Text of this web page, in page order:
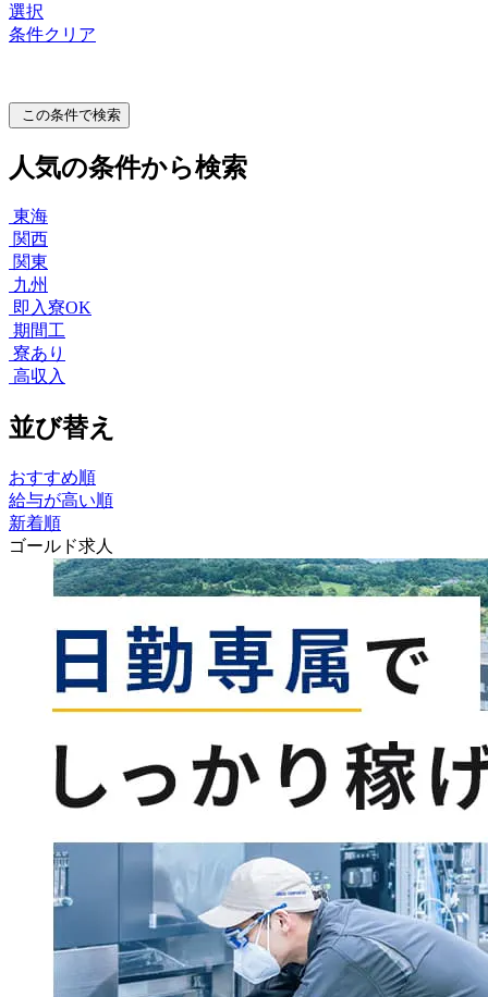
選択
条件クリア
この条件で検索
人気の条件から検索
東海
関西
関東
九州
即入寮OK
期間工
寮あり
高収入
並び替え
おすすめ順
給与が高い順
新着順
ゴールド求人